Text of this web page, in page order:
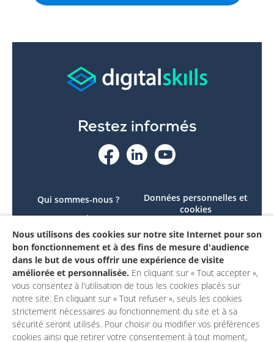
Restez informés
Qui sommes-nous ?
Le projet
Contactez-nous
Mon compte
Données personnelles et
cookies
conforme
Mentions légales
Nous utilisons des cookies sur notre site Internet pour son
bon fonctionnement et à des fins de mesure d'audience
dans le but de vous offrir une expérience de visite
améliorée et personnalisée. En cliquant sur « Tout accepter »,
vous consentez à l'utilisation de tous les cookies placés sur
notre site. En cliquant sur « Tout refuser », seuls les cookies
strictement nécessaires au fonctionnement du site et à sa
sécurité seront utilisés. Pour choisir ou modifier vos préférences
cookies ainsi que retirer votre consentement à tout moment,